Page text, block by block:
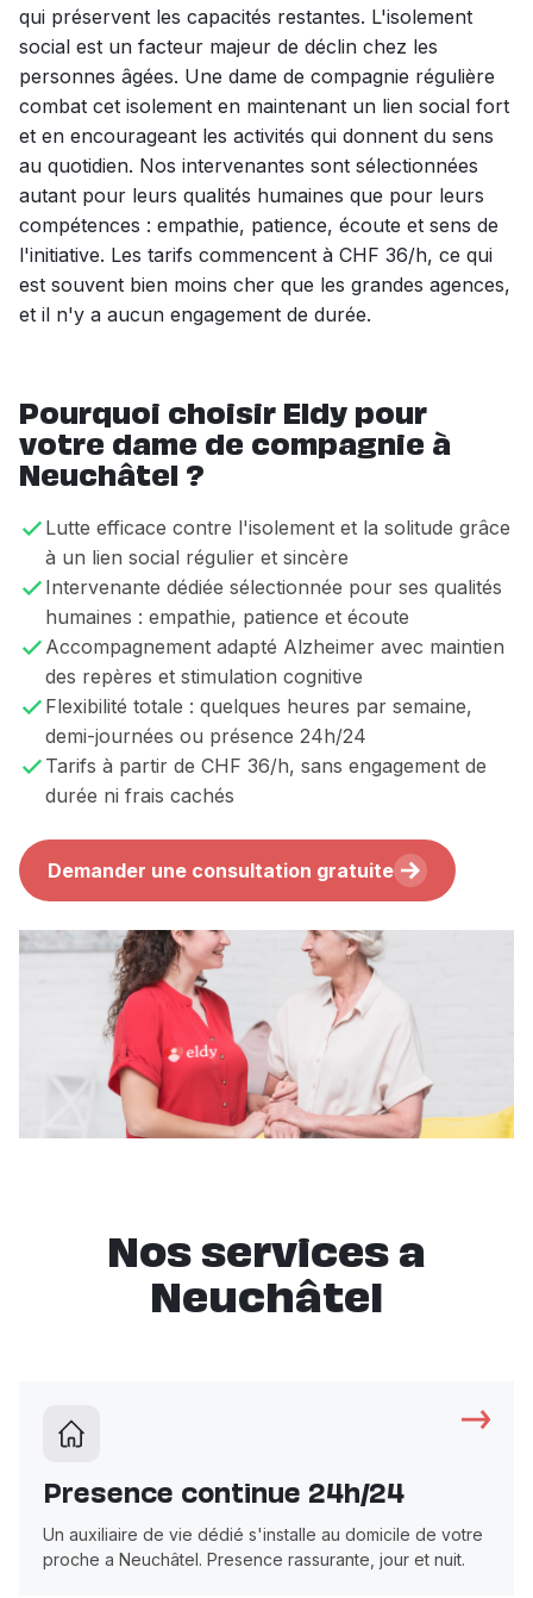
qui préservent les capacités restantes. L'isolement
social est un facteur majeur de déclin chez les
personnes âgées. Une dame de compagnie régulière
combat cet isolement en maintenant un lien social fort
et en encourageant les activités qui donnent du sens
au quotidien. Nos intervenantes sont sélectionnées
autant pour leurs qualités humaines que pour leurs
compétences : empathie, patience, écoute et sens de
l'initiative. Les tarifs commencent à CHF 36/h, ce qui
est souvent bien moins cher que les grandes agences,
et il n'y a aucun engagement de durée.
Pourquoi choisir Eldy pour
votre dame de compagnie à
Neuchâtel ?
Lutte efficace contre l'isolement et la solitude grâce
à un lien social régulier et sincère
Intervenante dédiée sélectionnée pour ses qualités
humaines : empathie, patience et écoute
Accompagnement adapté Alzheimer avec maintien
des repères et stimulation cognitive
Flexibilité totale : quelques heures par semaine,
demi-journées ou présence 24h/24
Tarifs à partir de CHF 36/h, sans engagement de
durée ni frais cachés
Demander une consultation gratuite
Nos services a
Neuchâtel
Presence continue 24h/24
Un auxiliaire de vie dédié s'installe au domicile de votre
proche a Neuchâtel. Presence rassurante, jour et nuit.